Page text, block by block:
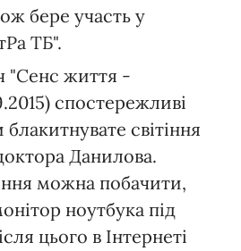
бере участь у
ТБ".
"Сенс життя -
спостережливі
світіння
Данилова.
можна побачити,
ноутбука під
цього в Інтернеті